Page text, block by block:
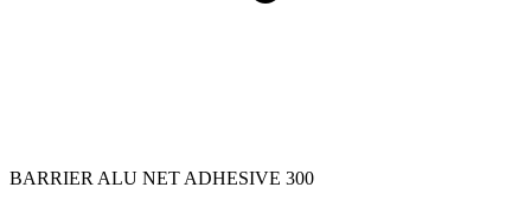
BARRIER ALU NET ADHESIVE 300